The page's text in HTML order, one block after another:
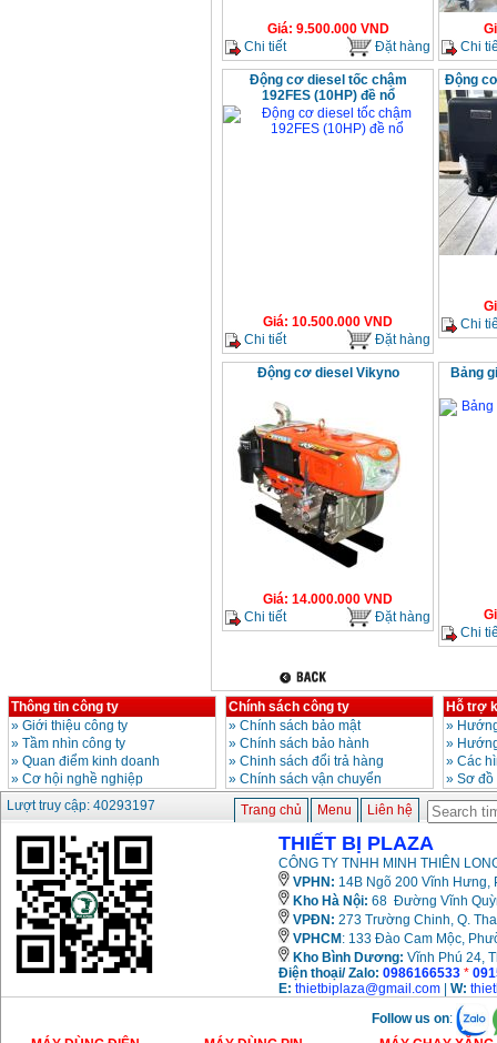
Giá: 9.500.000VND
Chi tiết
Đặt hàng
Chi
Động cơ diesel tốc chậm
192FES (10HP) đề nổ
Giá: 10.500.000 VND
Chi tiết
Đặt hàng
Động
Chi
Động cơ diesel Vikyno
Giá: 14.000.000 VND
Chi tiết
Đặt hàng
Bảng
Chi
Thông tin công ty
» Giới thiệu công ty
» Tầm nhìn công ty
» Quan điểm kinh doanh
» Cơ hội nghề nghiệp
Chính sách công ty
» Chính sách bảo mật
» Chính sách bảo hành
» Chinh sách đổi trả hàng
» Chính sách vận chuyển
Hỗ trợ
»
»
» Các
» Sơ
Lượt truy cập: 40293197
Trang chủ Menu Liên hệ
THIẾT BỊ PLAZA
CÔNG TY TNHH MINH THIÊN
VPHN: 14B Ngõ 200 Vĩnh Hưng,
Kho Hà Nội: 68 Đường Vĩnh
VPĐN: 273 Trường Chinh, Q.
VPHCM : 133 Đào Cam Mộc,
Kho Bình Dương: Vĩnh Phú 24,
Điện thoại/ Zalo: 0986166533 *
E: thietbiplaza@gmail.com W:
Follow us on: